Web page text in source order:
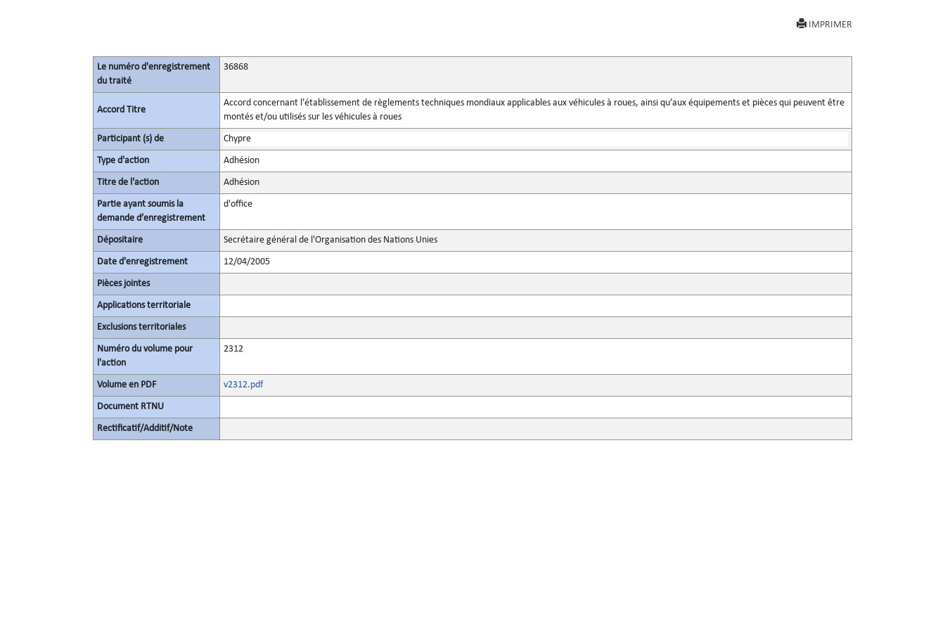
IMPRIMER
Le numéro d'enregistrement
du traité
36868
Accord Titre
Accord concernant l’établissement de règlements techniques mondiaux applicables aux véhicules à roues, ainsi qu’aux équipements et pièces qui peuvent être
montés et/ou utilisés sur les véhicules à roues
Participant (s) de Chypre
Type d'action Adhésion
Titre de l'action Adhésion
Partie ayant soumis la
demande d’enregistrement
d'office
Dépositaire Secrétaire général de l'Organisation des Nations Unies
Date d'enregistrement 12/04/2005
Pièces jointes
Applications territoriale
Exclusions territoriales
Numéro du volume pour
l'action
2312
Volume en PDF v2312.pdf
Document RTNU
Rectificatif/Additif/Note